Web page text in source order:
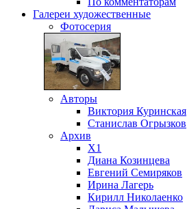
Галереи художественные
Фотосерия
Авторы
Виктория Куринская
Станислав Огрызков
Архив
X1
Диана Козинцева
Евгений Семиряков
Ирина Лагерь
Кирилл Николаенко